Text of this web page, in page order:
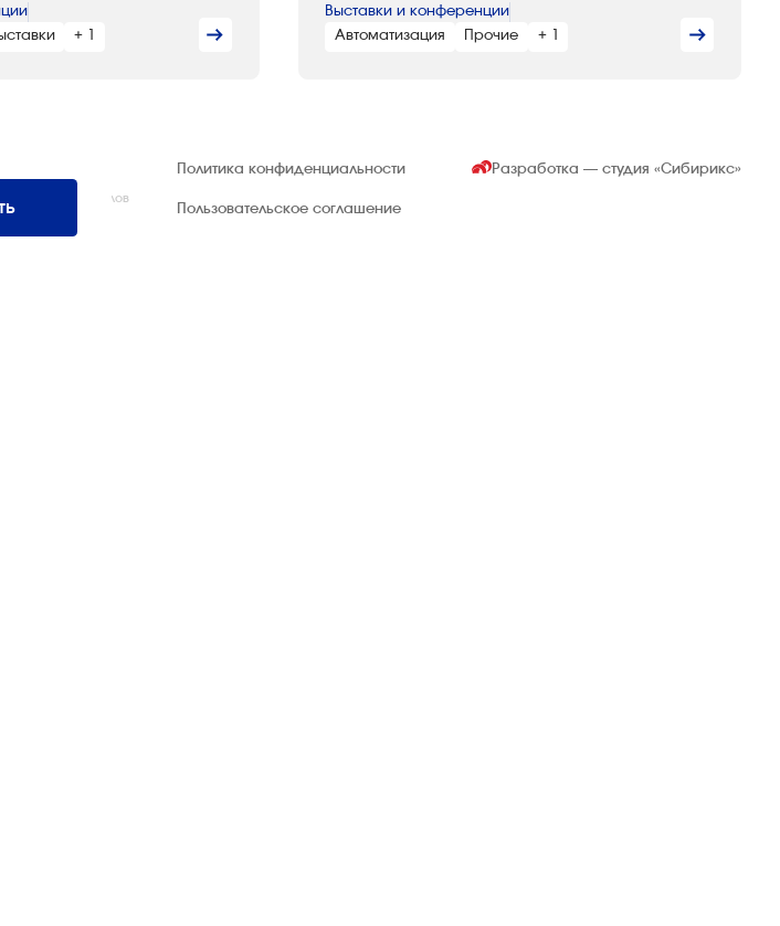
+ 1
Выставки и конференции
Автоматизация
Прочие + 1
материалов
источник.
Политика конфиденциальности
Пользовательское соглашение
Разработка — студия«Сибирикс»